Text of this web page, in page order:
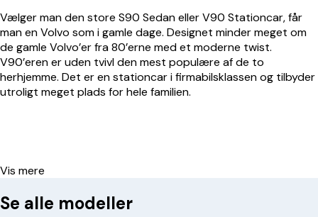
Vælger man den store S90 Sedan eller V90 Stationcar, får
man en Volvo som i gamle dage. Designet minder meget om
de gamle Volvo’er fra 80’erne med et moderne twist.
V90’eren er uden tvivl den mest populære af de to
herhjemme. Det er en stationcar i firmabilsklassen og tilbyder
utroligt meget plads for hele familien.
Vis mere
Se alle modeller